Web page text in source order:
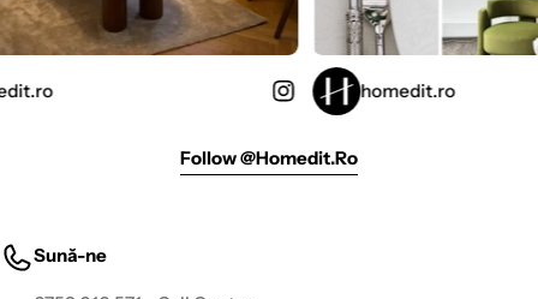
homedit.ro
Follow @homedit.ro
Sună-ne